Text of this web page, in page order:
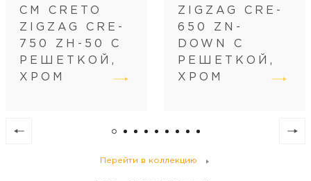
Размещение вровень с полом
Регулировка
Диаметр слива, см
Перейти в коллекцию
СМ CRETO
ZIGZAG CRE-
750 ZH-50 С
РЕШЕТКОЙ,
ХРОМ
ZIGZAG CRE-
650 ZN-
DOWN С
РЕШЕТКОЙ,
ХРОМ